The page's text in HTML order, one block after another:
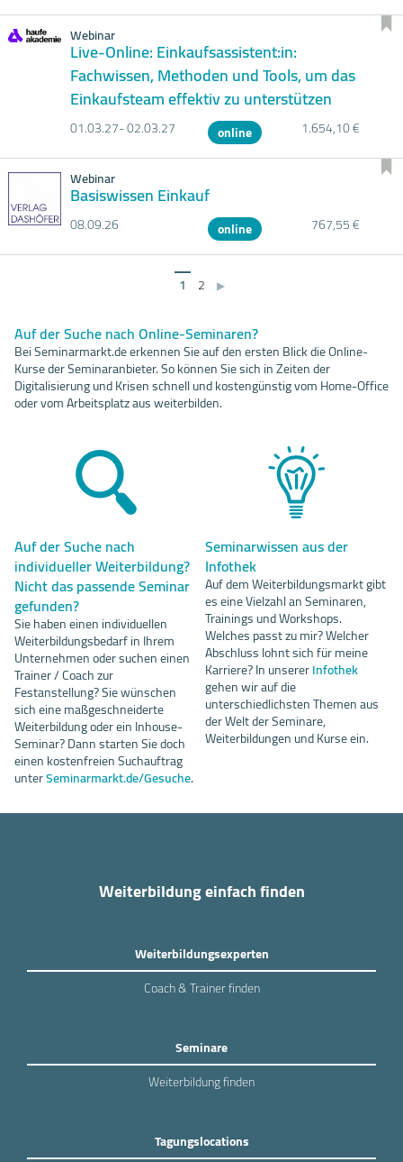
Webinar
Live-Online: Einkaufsassistent:in:
Fachwissen, Methoden und Tools, um das
Einkaufsteam effektiv zu unterstützen
01.03.27- 02.03.27 online 1.654,10 €
Webinar
Basiswissen Einkauf
08.09.26 online 767,55 €
1 2 ▶
Auf der Suche nach Online-Seminaren?
Bei Seminarmarkt.de erkennen Sie auf den ersten Blick die Online-
Kurse der Seminaranbieter. So können Sie sich in Zeiten der
Digitalisierung und Krisen schnell und kostengünstig vom Home-Office
oder vom Arbeitsplatz aus weiterbilden.
Auf der Suche nach
individueller Weiterbildung?
Nicht das passende Seminar
gefunden?
Sie haben einen individuellen
Weiterbildungsbedarf in Ihrem
Unternehmen oder suchen einen
Trainer / Coach zur
Festanstellung? Sie wünschen
sich eine maßgeschneiderte
Weiterbildung oder ein Inhouse-
Seminar? Dann starten Sie doch
einen kostenfreien Suchauftrag
unterSeminarmarkt.de/Gesuche.
Seminarwissen aus der
Infothek
Auf dem Weiterbildungsmarkt gibt
es eine Vielzahl an Seminaren,
Trainings und Workshops.
Welches passt zu mir? Welcher
Abschluss lohnt sich für meine
Karriere? In unsererInfothek
gehen wir auf die
unterschiedlichsten Themen aus
der Welt der Seminare,
Weiterbildungen und Kurse ein.
Weiterbildung einfach finden
Weiterbildungsexperten
Coach & Trainer finden
Seminare
Weiterbildung finden
Tagungslocations